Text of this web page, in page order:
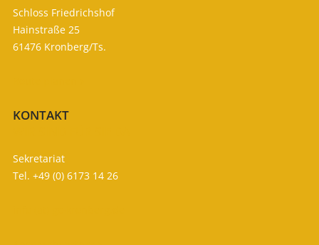
Schloss Friedrichshof
Hainstraße 25
61476 Kronberg/Ts.
KONTAKT
Sekretariat
Tel. +49 (0) 6173 14 26